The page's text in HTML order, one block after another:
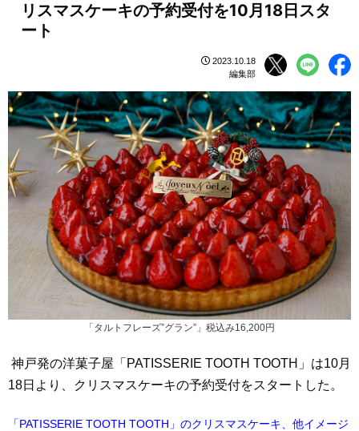
リスマスケーキの予約受付を10月18日スタ
ート
2023.10.18
編集部
「タルトフレーズ”グラン”」税込み16,200円
神戸発の洋菓子屋「PATISSERIE TOOTH TOOTH」は10月
18日より、クリスマスケーキの予約受付をスタートした。
「PATISSERIE TOOTH TOOTH」のクリスマスケーキ、他イメージ